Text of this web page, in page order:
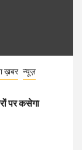
ख़बर न्यूज़
पर कसेगा